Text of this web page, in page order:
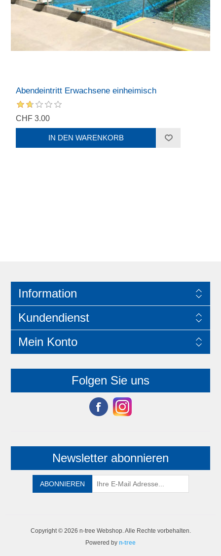
Abendeintritt Erwachsene einheimisch
CHF 3.00
Information
Kundendienst
Mein Konto
Folgen Sie uns
Newsletter abonnieren
Copyright © 2026 n-tree Webshop. Alle Rechte vorbehalten.
Powered by n-tree